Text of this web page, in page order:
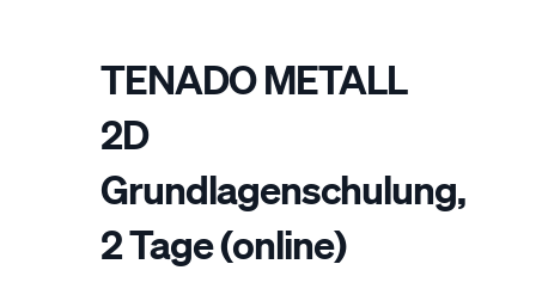
TENADO METALL
2D
Grundlagenschulung,
2 Tage (online)